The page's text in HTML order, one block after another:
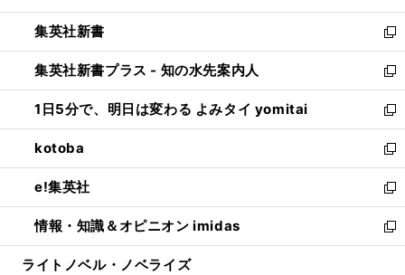
開
く
ウ
で
開
く
ウ
ィ
ン
ド
ウ
で
開
く
し
い
ウ
ィ
ン
ド
ウ
で
開
く
集英社新書
新
し
い
ウ
ィ
ン
ド
ウ
で
開
く
集英社新書プラス - 知の水先案内人
新
し
い
ウ
ィ
ン
ド
ウ
で
開
1日5分で、明日は変わる よみタイ yomitai
新
し
い
ウ
ィ
ン
ド
ウ
kotoba
新
し
い
ウ
ィ
ン
e!集英社
新
し
い
ウ
情報・知識＆オピニオン imidas
新
し
ライトノベル・ノベライズ